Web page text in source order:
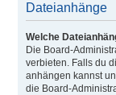
Dateianhänge
Welche
Die Board-
verbieten. Falls du
anhängen kannst
die Board-